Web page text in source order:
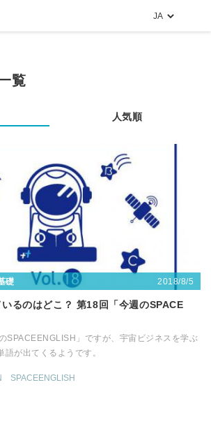
覧
人気順
礎 2018/8/5
いるのはどこ？ 第18回「今週のSPACE
SPACEENGLISH」ですが、宇宙ビジネスを学ぶ
語が出てくるようです。
SPACEENGLISH